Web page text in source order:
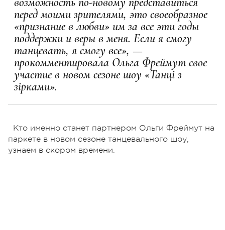
перед моими зрителями, это своеобразное
«признание в любви» им за все эти годы
поддержки и веры в меня. Если я смогу
танцевать, я смогу все», —
прокомментировала Ольга Фреймут свое
участие в новом сезоне шоу «Танці з
зірками».
Кто именно станет партнером Ольги Фреймут на
паркете в новом сезоне танцевального шоу,
узнаем в скором времени.